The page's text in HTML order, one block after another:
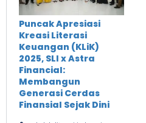
Puncak Apresiasi
Kreasi Literasi
Keuangan (KLiK)
2025, SLI x Astra
Financial:
Membangun
Generasi Cerdas
Finansial Sejak Dini